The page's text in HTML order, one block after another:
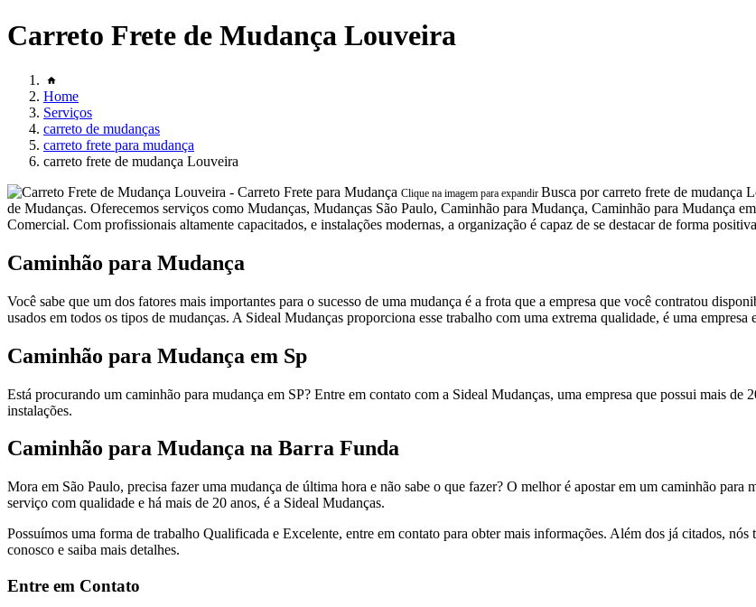
Carreto Frete de Mudança Louveira
Home
Serviços
carreto de mudanças
carreto frete para mudança
carreto frete de mudança Louveira
Clique na imagem para expandir Busca por carreto frete de mudança
de Mudanças. Oferecemos serviços como Mudanças, Mudanças São Paulo, Caminhão para Mudança, Caminhão para Mudança
Comercial. Com profissionais altamente capacitados, e instalações modernas, a organização é capaz de se destacar de forma
Caminhão para Mudança
Você sabe que um dos fatores mais importantes para o sucesso de uma mudança é a frota que a empresa que você contratou
usados em todos os tipos de mudanças. A Sideal Mudanças proporciona esse trabalho com uma extrema qualidade, é uma empresa
Caminhão para Mudança em Sp
Está procurando um caminhão para mudança em SP? Entre em contato com a Sideal Mudanças, uma empresa que possui mais
instalações.
Caminhão para Mudança na Barra Funda
Mora em São Paulo, precisa fazer uma mudança de última hora e não sabe o que fazer? O melhor é apostar em um caminhão para
serviço com qualidade e há mais de 20 anos, é a Sideal Mudanças.
Possuímos uma forma de trabalho Qualificada e Excelente, entre em contato para obter mais informações. Além dos já citados,
conosco e saiba mais detalhes.
Entre em Contato